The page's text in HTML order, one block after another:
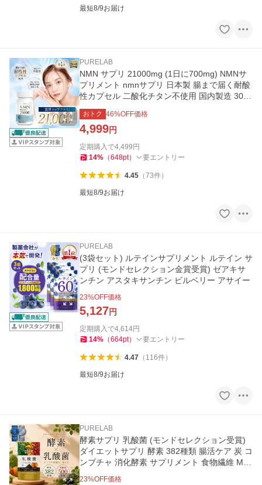
最短8/9お届け
PURELAB
NMN サプリ 21000mg (1日に700mg) NMNサ
プリメント nmnサプリ 日本製 腸まで届く耐酸
性カプセル 二酸化チタン不使用 国内製造 30日
分 PURELAB
おトク 46%OFF価格
4,999円
定期購入で4,499円
14% （648pt） 要エントリー
4.45（73件）
最短8/9お届け
PURELAB
(3袋セット) ルテインサプリメント ルテイン サ
プリ (モンドセレクション金賞受賞) ゼアキサ
ンチン アスタキサンチン ビルベリー アサイー
23%OFF価格
5,127円
定期購入で4,614円
14% （664pt） 要エントリー
4.47（ 116件）
最短8/9お届け
PURELAB
酵素サプリ 乳酸菌 (モンドセレクション受賞)
ダイエットサプリ 酵素 382種類 腸活ケア 炭 コ
ンブチャ 消化酵素 サプリメント 食物繊維 MC
23%OFF価格